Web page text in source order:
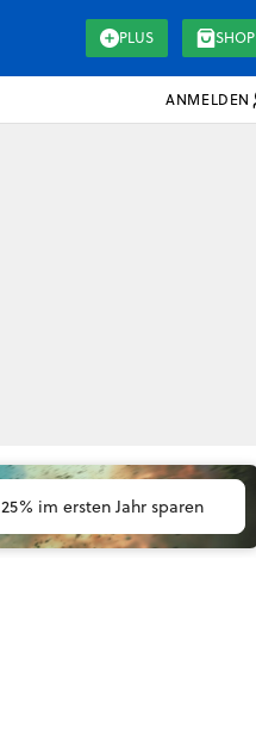
PLUS SHOP
ANMELDEN
25% im ersten Jahr sparen